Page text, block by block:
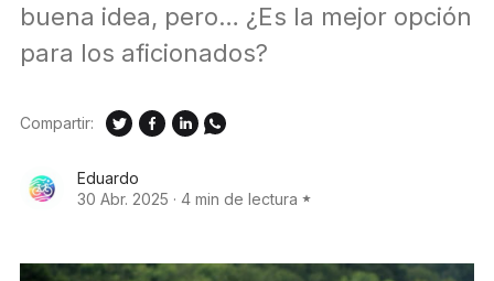
buena idea, pero… ¿Es la mejor opción
para los aficionados?
Eduardo
30 Abr. 2025 · 4 min de lectura
Compartir: